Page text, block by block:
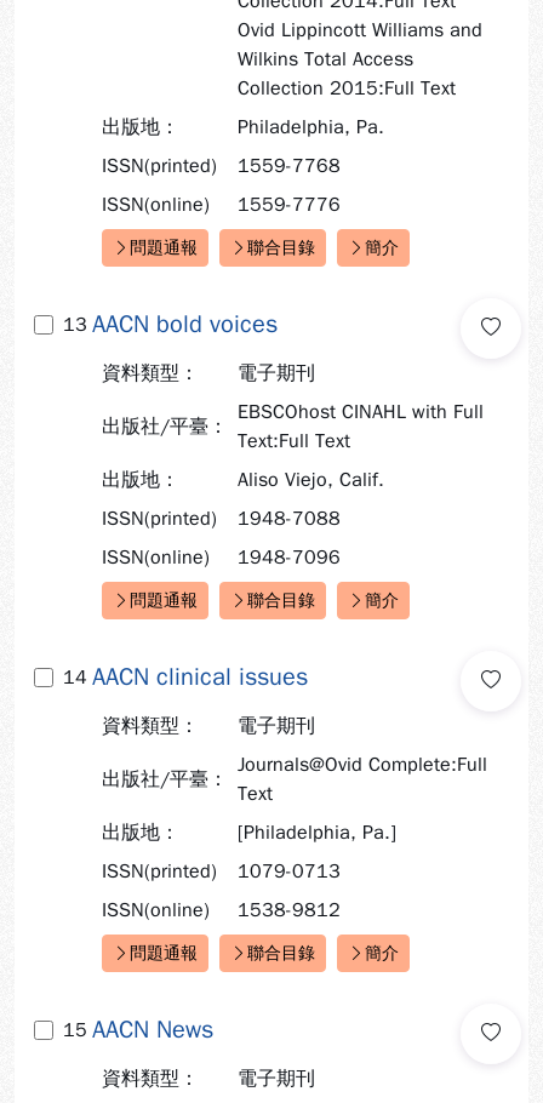
Ovid Lippincott Williams and
Wilkins Total Access
Collection 2015:Full Text
出版地：
Philadelphia, Pa.
ISSN(printed)
1559-7768
ISSN(online)
1559-7776
快速連結：
問題通報 聯合目錄 簡介
13 AACN bold voices
資料類型： 電子期刊
出版社/平臺：
EBSCOhost CINAHL with Full
Text:Full Text
出版地：
Aliso Viejo, Calif.
ISSN(printed)
1948-7088
ISSN(online)
1948-7096
快速連結：
問題通報 聯合目錄 簡介
14 AACN clinical issues
資料類型： 電子期刊
出版社/平臺：
Journals@Ovid Complete:Full
Text
出版地：
[Philadelphia, Pa.]
ISSN(printed)
1079-0713
ISSN(online)
1538-9812
快速連結：
問題通報 聯合目錄 簡介
15 AACN News
資料類型： 電子期刊